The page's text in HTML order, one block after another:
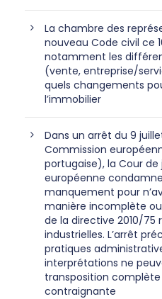
La chambre des
nouveau Code civil ce
notamment les
(vente, entreprise/
quels changements
l’immobilier
Dans un arrêt du 9
Commission
portugaise), la Cour de
européenne
manquement pour
manière incomplète
de la directive 2010/75
industrielles. L’arrêt
pratiques
interprétations ne
transposition
contraignante